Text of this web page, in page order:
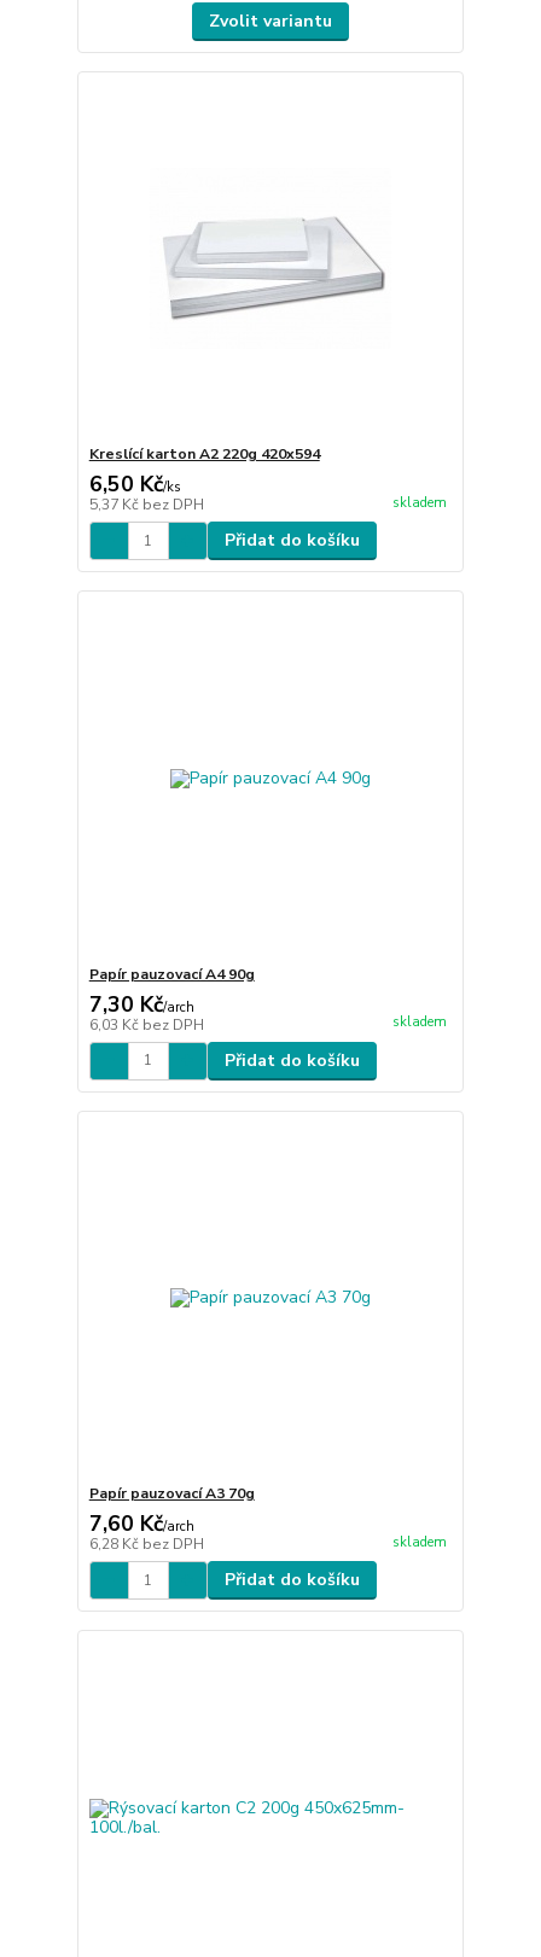
Zvolit variantu
Kreslící karton A2 220g 420x594
6,50 Kč/ks
5,37 Kč bez DPH skladem
Přidat do košíku
Papír pauzovací A4 90g
7,30 Kč/arch
6,03 Kč bez DPH skladem
Přidat do košíku
Papír pauzovací A3 70g
7,60 Kč/arch
6,28 Kč bez DPH skladem
Přidat do košíku